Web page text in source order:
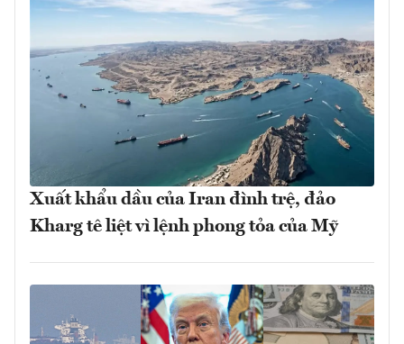
Xuất khẩu dầu của Iran đình trệ, đảo
Kharg tê liệt vì lệnh phong tỏa của Mỹ